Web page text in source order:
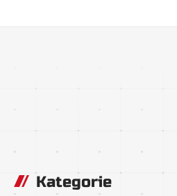
Kategorie